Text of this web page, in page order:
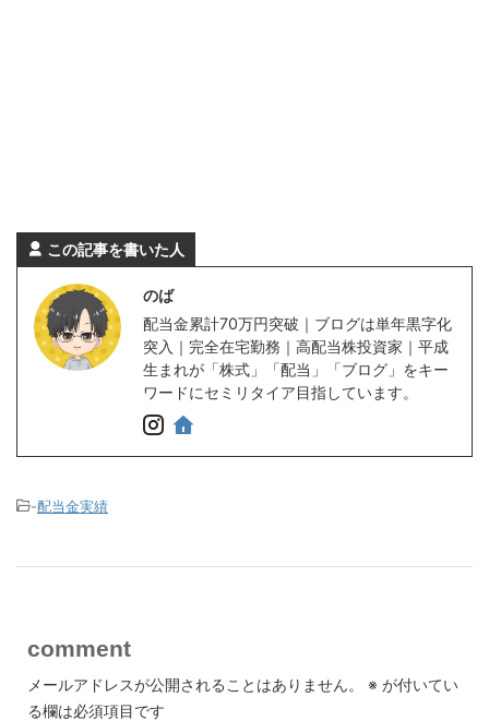
この記事を書いた人
のば
配当金累計70万円突破｜ブログは単年黒字化
突入｜完全在宅勤務｜高配当株投資家｜平成
生まれが「株式」「配当」「ブログ」をキー
ワードにセミリタイア目指しています。
-配当金実績
comment
メールアドレスが公開されることはありません。 ※ が付いてい
る欄は必須項目です